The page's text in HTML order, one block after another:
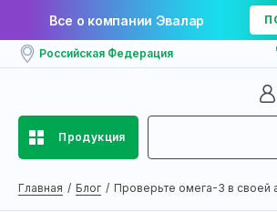
Все о компании Эвалар
Российская Федерация
Продукция
Главная Блог Проверьте омега-3 в своей